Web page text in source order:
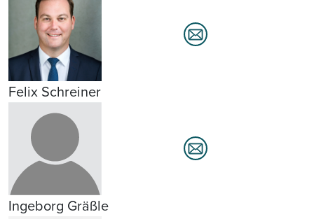
Felix Schreiner
Ingeborg Gräßle